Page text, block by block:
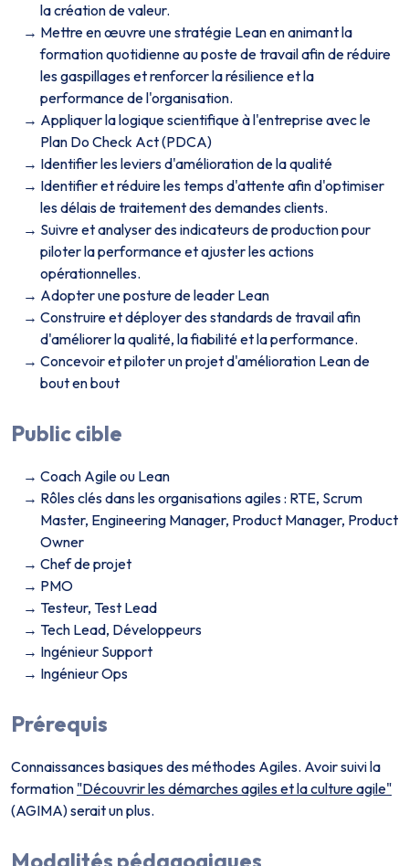
la création de valeur.
Mettre en œuvre une stratégie Lean en animant la
formation quotidienne au poste de travail afin de réduire
les gaspillages et renforcer la résilience et la
performance de l'organisation.
Appliquer la logique scientifique à l'entreprise avec le
Plan Do Check Act (PDCA)
Identifier les leviers d'amélioration de la qualité
Identifier et réduire les temps d'attente afin d'optimiser
les délais de traitement des demandes clients.
Suivre et analyser des indicateurs de production pour
piloter la performance et ajuster les actions
opérationnelles.
Adopter une posture de leader Lean
Construire et déployer des standards de travail afin
d'améliorer la qualité, la fiabilité et la performance.
Concevoir et piloter un projet d'amélioration Lean de
bout en bout
Public cible
Coach Agile ou Lean
Rôles clés dans les organisations agiles : RTE, Scrum
Master, Engineering Manager, Product Manager, Product
Owner
Chef de projet
PMO
Testeur, Test Lead
Tech Lead, Développeurs
Ingénieur Support
Ingénieur Ops
Prérequis
Connaissances basiques des méthodes Agiles. Avoir suivi la
formation "Découvrir les démarches agiles et la culture agile"
(AGIMA) serait un plus.